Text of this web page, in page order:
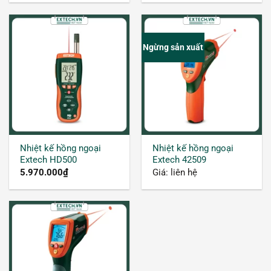
biến đó là súng hồng ngoại và hệ thống quét
hồng ngoại
Súng đo nhiệt độ hồng ngoại
Nhiệt kế hồng ngoại
Extech HD500
5.970.000₫
Ngừng sản xuất
Nhiệt kế hồng ngoại
Extech 42509
Giá: liên hệ